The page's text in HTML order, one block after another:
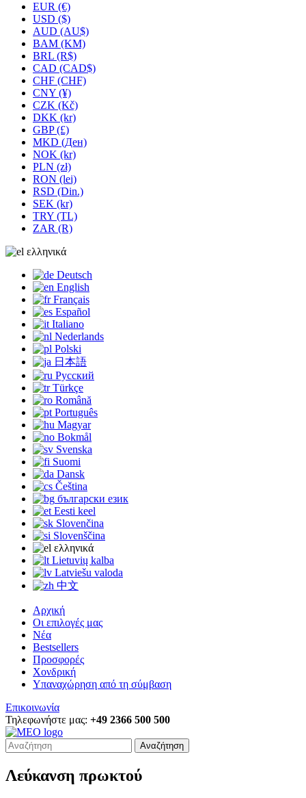
EUR (€)
USD ($)
AUD (AU$)
BAM (KM)
BRL (R$)
CAD (CAD$)
CHF (CHF)
CNY (¥)
CZK (Kč)
DKK (kr)
GBP (£)
MKD (Ден)
NOK (kr)
PLN (zł)
RON (lei)
RSD (Din.)
SEK (kr)
TRY (TL)
ZAR (R)
ελληνικά
Deutsch
English
Français
Español
Italiano
Nederlands
Polski
日本語
Русский
Türkçe
Română
Português
Magyar
Bokmål
Svenska
Suomi
Dansk
Čeština
български език
Eesti keel
Slovenčina
Slovenščina
ελληνικά
Lietuvių kalba
Latviešu valoda
中文
Αρχική
Οι επιλογές μας
Νέα
Bestsellers
Προσφορές
Χονδρική
Υπαναχώρηση από τη σύμβαση
Επικοινωνία
Τηλεφωνήστε μας: +49 2366 500 500
Αναζήτηση
Λεύκανση πρωκτού